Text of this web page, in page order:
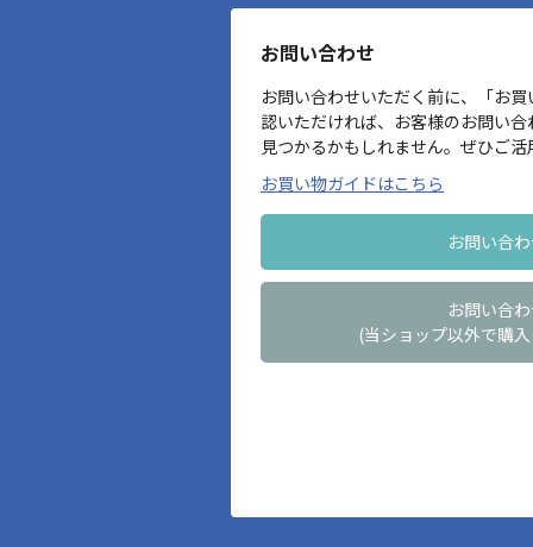
お問い合わせ
お問い合わせいただく前に、「お
認いただければ、お客様のお問い
見つかるかもしれません。ぜひご
お買い物ガイドはこちら
お問い合
お問い合
(当ショップ以外で購